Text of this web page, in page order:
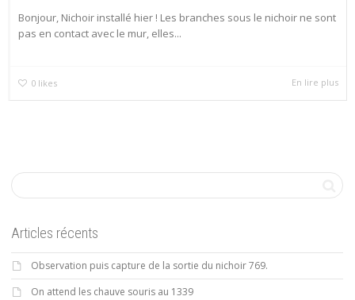
Bonjour, Nichoir installé hier ! Les branches sous le nichoir ne sont
pas en contact avec le mur, elles...
0 likes En lire plus
Articles récents
Observation puis capture de la sortie du nichoir 769.
On attend les chauve souris au 1339